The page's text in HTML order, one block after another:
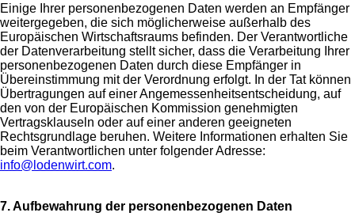
Einige Ihrer personenbezogenen Daten werden an Empfänger
weitergegeben, die sich möglicherweise außerhalb des
Europäischen Wirtschaftsraums befinden. Der Verantwortliche
der Datenverarbeitung stellt sicher, dass die Verarbeitung Ihrer
personenbezogenen Daten durch diese Empfänger in
Übereinstimmung mit der Verordnung erfolgt. In der Tat können
Übertragungen auf einer Angemessenheitsentscheidung, auf
den von der Europäischen Kommission genehmigten
Vertragsklauseln oder auf einer anderen geeigneten
Rechtsgrundlage beruhen. Weitere Informationen erhalten Sie
beim Verantwortlichen unter folgender Adresse:
info@lodenwirt.com.
7. Aufbewahrung der personenbezogenen Daten